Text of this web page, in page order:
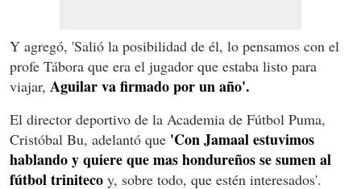
Y agregó, 'Salió la posibilidad de él, lo pensamos con el
profe Tábora que era el jugador que estaba listo para
viajar, Aguilar va firmado por un año'.
El director deportivo de la Academia de Fútbol Puma,
Cristóbal Bu, adelantó que 'Con Jamaal estuvimos
hablando y quiere que mas hondureños se sumen al
fútbol triniteco y, sobre todo, que estén interesados'.